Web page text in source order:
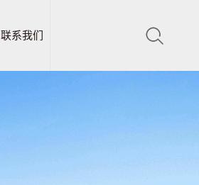
联系我们